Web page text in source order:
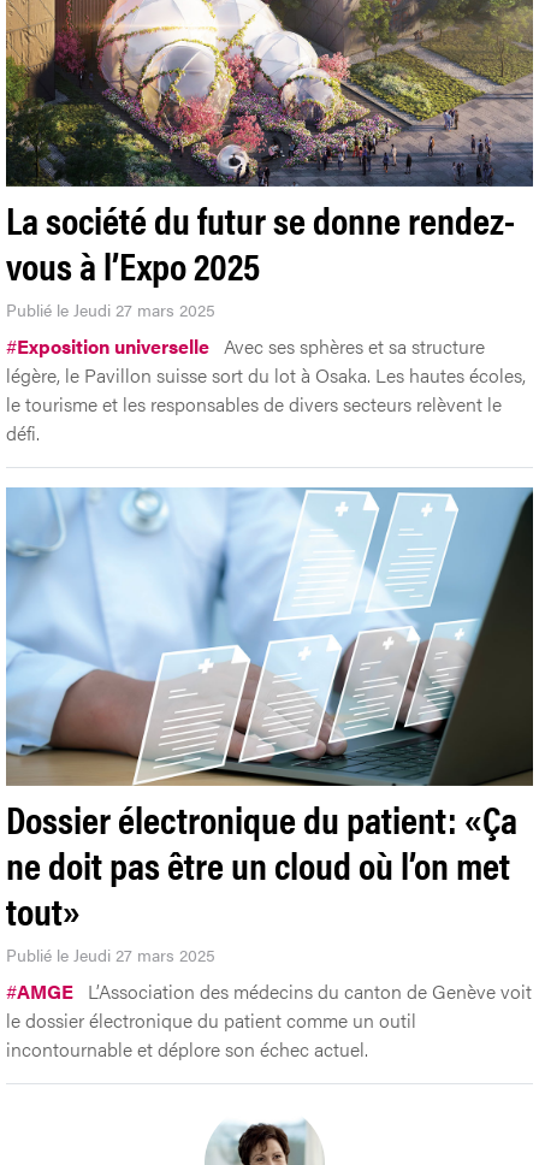
La société du futur se donne rendez-
vous à l’Expo 2025
Publié le Jeudi 27 mars 2025
#Exposition universelle Avec ses sphères et sa structure
légère, le Pavillon suisse sort du lot à Osaka. Les hautes écoles,
le tourisme et les responsables de divers secteurs relèvent le
défi.
Dossier électronique du patient: «Ça
ne doit pas être un cloud où l’on met
tout»
Publié le Jeudi 27 mars 2025
#AMGE L’Association des médecins du canton de Genève voit
le dossier électronique du patient comme un outil
incontournable et déplore son échec actuel.